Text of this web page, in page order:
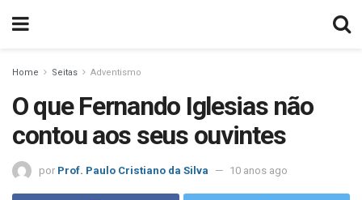
Home Seitas Adventismo
O que Fernando Iglesias não
contou aos seus ouvintes
por Prof. Paulo Cristiano da Silva 10 anos ago